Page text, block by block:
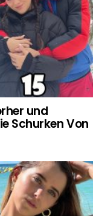
und
Schurken Von